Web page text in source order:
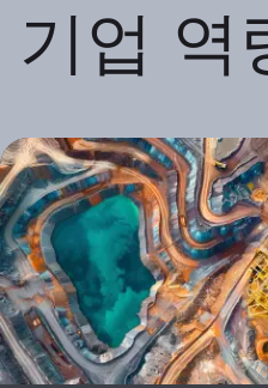
기업 역